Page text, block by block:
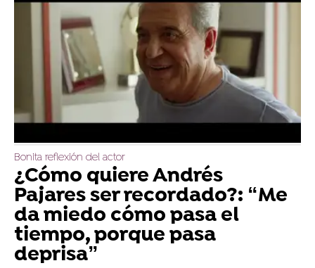
Bonita reflexión del actor
¿Cómo quiere Andrés
Pajares ser recordado?: “Me
da miedo cómo pasa el
tiempo, porque pasa
deprisa”